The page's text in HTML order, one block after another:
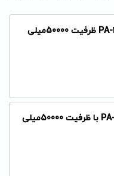
پاوربانک اوی مدل PA-33 ظرفیت 50000میلی
پاوربانک اوی مدل PA-13 با ظرفیت 50000میلی